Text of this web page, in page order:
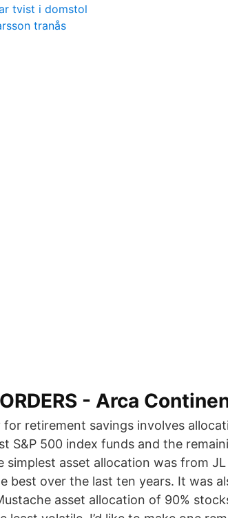
tvist i domstol
tranås
- Arca
retirement savings involves
S&P 500 index funds and the
asset allocation was from JL
best over the last ten years. It was
asset allocation of 90%